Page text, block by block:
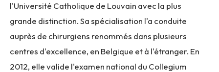
l'Université Catholique de Louvain avec la plus
grande distinction. Sa spécialisation l'a conduite
auprès de chirurgiens renommés dans plusieurs
centres d'excellence, en Belgique et à l'étranger. En
2012, elle valide l'examen national du Collegium